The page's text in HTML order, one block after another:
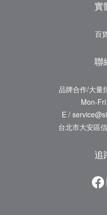
實
百
聯
品牌合作/大量
Mon-
E /
台北市大安區
追